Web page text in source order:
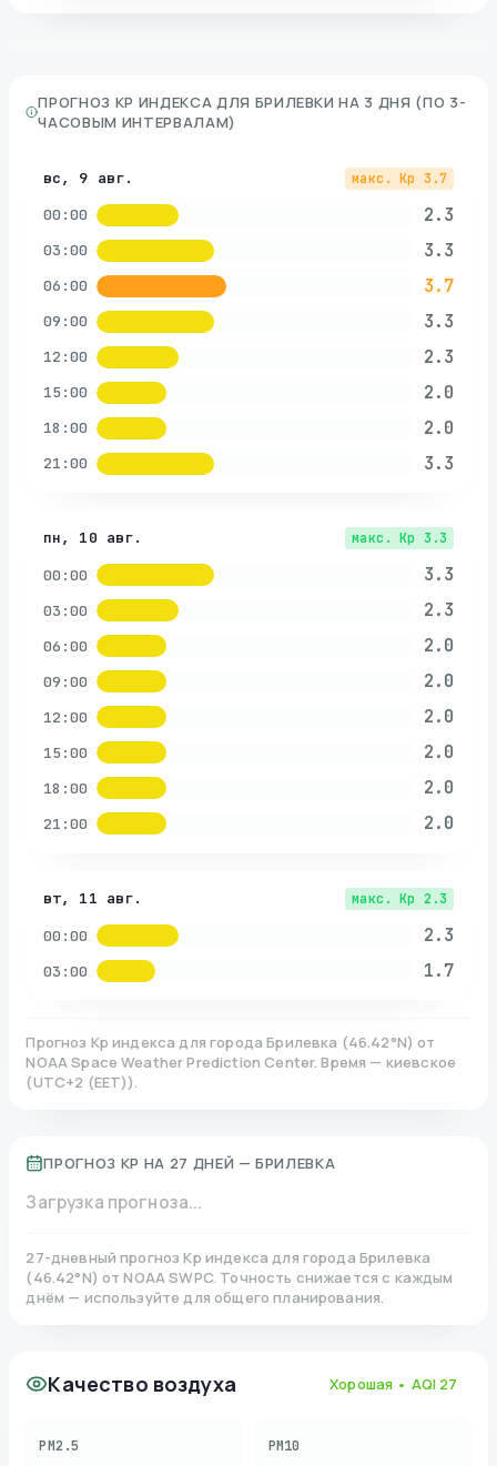
ПРОГНОЗ KP ИНДЕКСА ДЛЯ БРИЛЕВКИ НА 3 ДНЯ (ПО 3-
ЧАСОВЫМ ИНТЕРВАЛАМ)
вс, 9 авг. макс. Kp 3.7
00:00 2.3
03:00 3.3
06:00 3.7
09:00 3.3
12:00 2.3
15:00 2.0
18:00 2.0
21:00 3.3
пн, 10 авг. макс. Kp 3.3
00:00 3.3
03:00 2.3
06:00 2.0
09:00 2.0
12:00 2.0
15:00 2.0
18:00 2.0
21:00 2.0
вт, 11 авг. макс. Kp 2.3
00:00 2.3
03:00 1.7
Прогноз Kp индекса для города Брилевка (46.42°N)от
NOAA Space Weather Prediction Center. Время — киевское
(UTC+2 (EET)).
ПРОГНОЗ KP НА 27 ДНЕЙ — БРИЛЕВКА
Загрузка прогноза...
27-дневный прогноз Kp индекса для города Брилевка
(46.42°N)от NOAA SWPC. Точность снижается с каждым
днём — используйте для общего планирования.
Качество воздуха Хорошая • AQI 27
PM2.5 PM10